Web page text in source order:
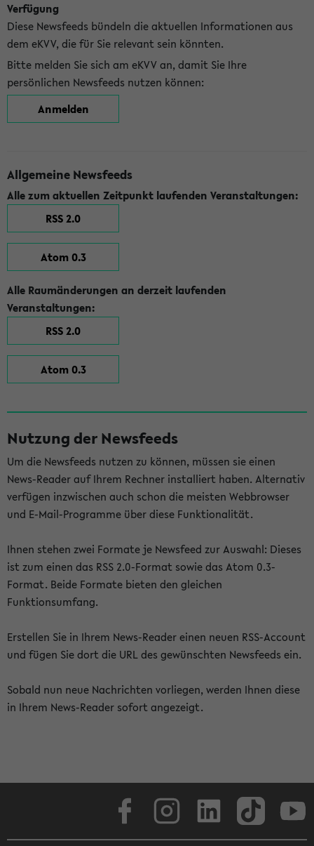
Verfügung
Diese Newsfeeds bündeln die aktuellen Informationen aus
dem eKVV, die für Sie relevant sein könnten.
Bitte melden Sie sich am eKVV an, damit Sie Ihre
persönlichen Newsfeeds nutzen können:
Anmelden
Allgemeine Newsfeeds
Alle zum aktuellen Zeitpunkt laufenden Veranstaltungen:
RSS 2.0
Atom 0.3
Alle Raumänderungen an derzeit laufenden
Veranstaltungen:
RSS 2.0
Atom 0.3
Nutzung der Newsfeeds
Um die Newsfeeds nutzen zu können, müssen sie einen
News-Reader auf Ihrem Rechner installiert haben. Alternativ
verfügen inzwischen auch schon die meisten Webbrowser
und E-Mail-Programme über diese Funktionalität.
Ihnen stehen zwei Formate je Newsfeed zur Auswahl: Dieses
ist zum einen das RSS 2.0-Format sowie das Atom 0.3-
Format. Beide Formate bieten den gleichen
Funktionsumfang.
Erstellen Sie in Ihrem News-Reader einen neuen RSS-Account
und fügen Sie dort die URL des gewünschten Newsfeeds ein.
Sobald nun neue Nachrichten vorliegen, werden Ihnen diese
in Ihrem News-Reader sofort angezeigt.